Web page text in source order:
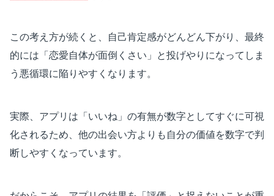
この考え方が続くと、自己肯定感がどんどん下がり、最終
的には「恋愛自体が面倒くさい」と投げやりになってしま
う悪循環に陥りやすくなります。
実際、アプリは「いいね」の有無が数字としてすぐに可視
化されるため、他の出会い方よりも自分の価値を数字で判
断しやすくなっています。